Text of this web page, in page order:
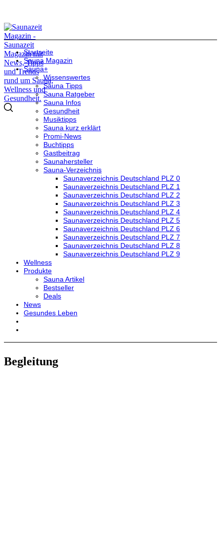
Startseite
Sauna Magazin
Sauna+
Wissenswertes
Sauna Tipps
Sauna Ratgeber
Sauna Infos
Gesundheit
Musiktipps
Sauna kurz erklärt
Promi-News
Buchtipps
Gastbeitrag
Saunahersteller
Sauna-Verzeichnis
Saunaverzeichnis Deutschland PLZ 0
Saunaverzeichnis Deutschland PLZ 1
Saunaverzeichnis Deutschland PLZ 2
Saunaverzeichnis Deutschland PLZ 3
Saunaverzeichnis Deutschland PLZ 4
Saunaverzeichnis Deutschland PLZ 5
Saunaverzeichnis Deutschland PLZ 6
Saunaverzeichnis Deutschland PLZ 7
Saunaverzeichnis Deutschland PLZ 8
Saunaverzeichnis Deutschland PLZ 9
Wellness
Produkte
Sauna Artikel
Bestseller
Deals
News
Gesundes Leben
Begleitung